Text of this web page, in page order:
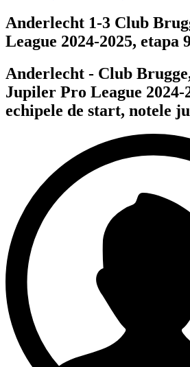
Anderlecht 1-3 Club
League 2024-2025, etapa
Anderlecht - Club
Jupiler Pro League 2024-
echipele de start, notele